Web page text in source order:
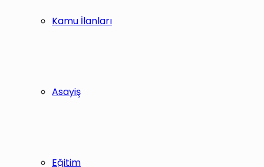
Kamu İlanları
Asayiş
Eğitim